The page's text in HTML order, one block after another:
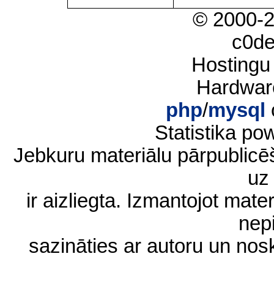
© 2000-
php/mysql
Statistika
Jebkuru materiālu
ir aizliegta. Izmantojot
sazināties ar autoru un